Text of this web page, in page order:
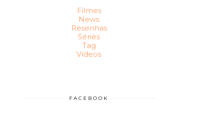
Filmes
News
Resenhas
Séries
Tag
Vídeos
FACEBOOK